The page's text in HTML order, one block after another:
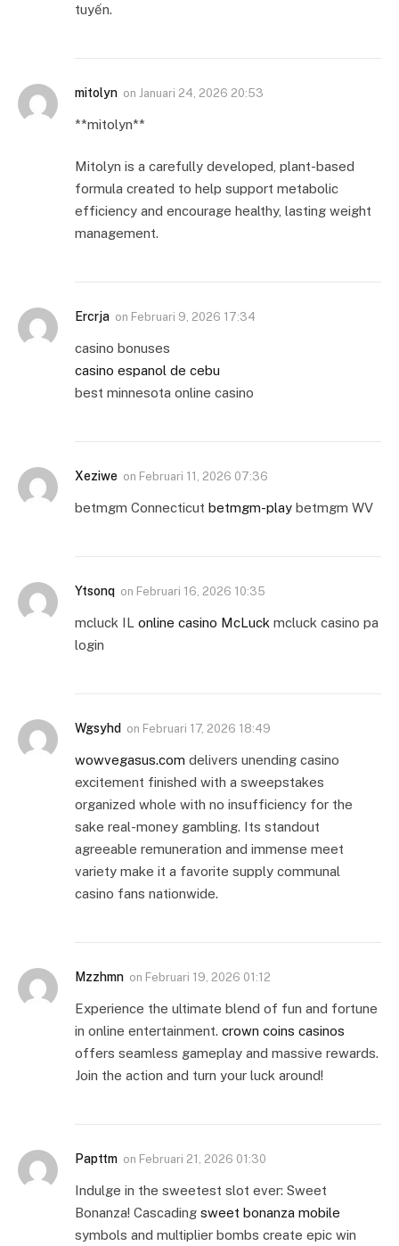
tuyến.
mitolyn on Januari 24, 2026 20:53
**mitolyn**
Mitolyn is a carefully developed, plant-based
formula created to help support metabolic
efficiency and encourage healthy, lasting weight
management.
Ercrja on Februari 9, 2026 17:34
casino bonuses
casino espanol de cebu
best minnesota online casino
Xeziwe on Februari 11, 2026 07:36
betmgm Connecticut betmgm-play betmgm WV
Ytsonq on Februari 16, 2026 10:35
mcluck IL online casino McLuck mcluck casino pa
login
Wgsyhd on Februari 17, 2026 18:49
wowvegasus.com delivers unending casino
excitement finished with a sweepstakes
organized whole with no insufficiency for the
sake real-money gambling. Its standout
agreeable remuneration and immense meet
variety make it a favorite supply communal
casino fans nationwide.
Mzzhmn on Februari 19, 2026 01:12
Experience the ultimate blend of fun and fortune
in online entertainment. crown coins casinos
offers seamless gameplay and massive rewards.
Join the action and turn your luck around!
Papttm on Februari 21, 2026 01:30
Indulge in the sweetest slot ever: Sweet
Bonanza! Cascading sweet bonanza mobile
symbols and multiplier bombs create epic win